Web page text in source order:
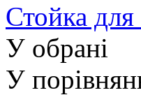
Стойка
У обрані
У